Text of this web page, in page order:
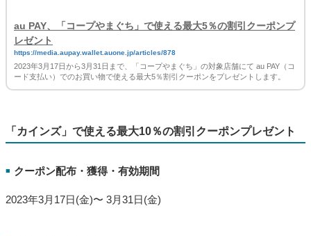
au PAY、「コープやまぐち」で使える最大5％の割引クーポンプ
レゼント
https://media.aupay.wallet.auone.jp/articles/878
2023年3月17日から3月31日まで、「コープやまぐち」の対象店舗にて au PAY（コ
ード支払い）でのお買い物で使える最大5％割引クーポンをプレゼントします。
「カインズ」で使える最大10％の割引クーポンプレゼント
■ クーポン配布・獲得・有効期間
2023年3月17日(金)〜 3月31日(金)